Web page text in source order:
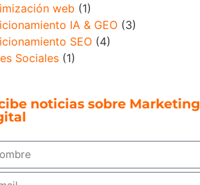
web (1)
IA & GEO(3)
SEO(4)
Sociales(1)
noticias sobre Marketing